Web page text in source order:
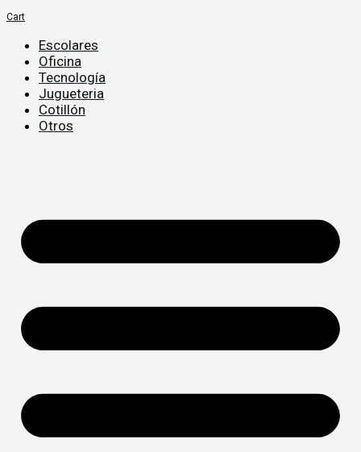
Cart
Escolares
Oficina
Tecnología
Jugueteria
Cotillón
Otros